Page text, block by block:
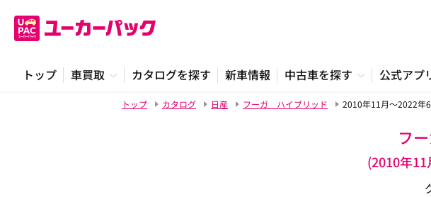
トップ 車買取 カタログを探す 新車情報 中古車を探す 公式アプ
トップ カタログ 日産 フーガ ハイブリッド 2010年11月～2022年
フ
(2010年